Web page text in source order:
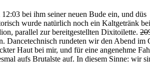
bei ihm seiner neuen Bude ein, und düs
wurde natürlich noch ein Kaltgetränk
parallel zur bereitgestellten Dixitoilette. 20
rundeten wir den Abend
Haut bei mir, und für eine angenehme
aufs Brutalste auf. In diesem Sinne: wir